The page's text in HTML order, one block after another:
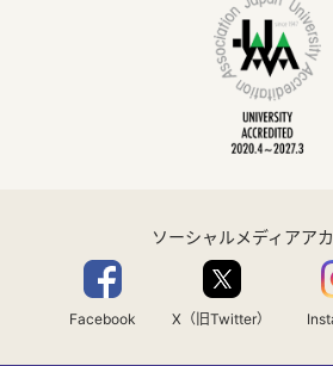
ソーシャルメディアア
Facebook X（旧Twitter）